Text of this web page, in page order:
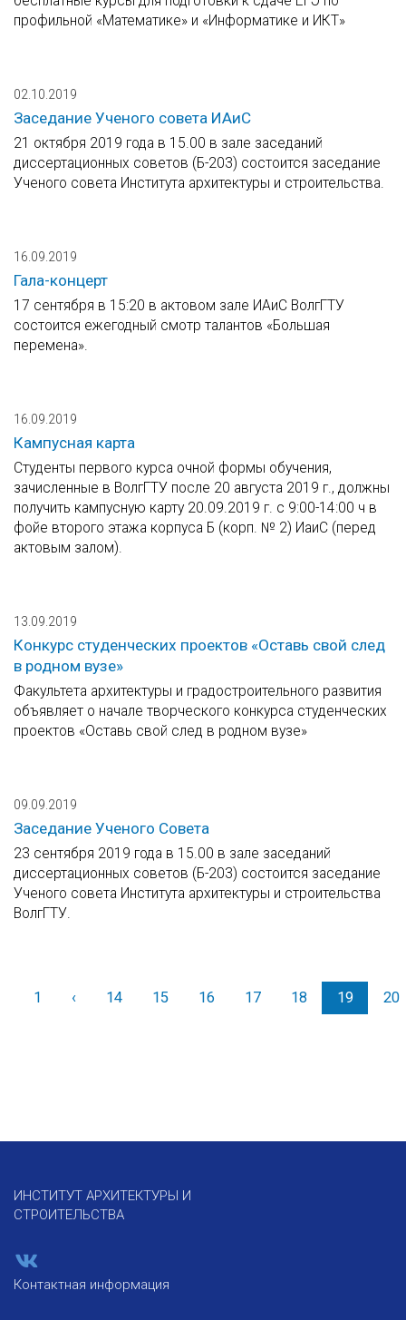
профильной «Математике» и «Информатике и ИКТ»
02.10.2019
Заседание Ученого совета ИАиС
21 октября 2019 года в 15.00 в зале заседаний
диссертационных советов (Б-203) состоится заседание
Ученого совета Института архитектуры и строительства.
16.09.2019
Гала-концерт
17 сентября в 15:20 в актовом зале ИАиС ВолгГТУ
состоится ежегодный смотр талантов «Большая
перемена».
16.09.2019
Кампусная карта
Студенты первого курса очной формы обучения,
зачисленные в ВолгГТУ после 20 августа 2019 г., должны
получить кампусную карту 20.09.2019 г. с 9:00-14:00 ч в
фойе второго этажа корпуса Б (корп. № 2) ИаиС (перед
актовым залом).
13.09.2019
Конкурс студенческих проектов «Оставь свой след
в родном вузе»
Факультета архитектуры и градостроительного развития
объявляет о начале творческого конкурса студенческих
проектов «Оставь свой след в родном вузе»
09.09.2019
Заседание Ученого Совета
23 сентября 2019 года в 15.00 в зале заседаний
диссертационных советов (Б-203) состоится заседание
Ученого совета Института архитектуры и строительства
ВолгГТУ.
1 ‹Назад
14 15 16 17 18 19 20
ИНСТИТУТ АРХИТЕКТУРЫ И
СТРОИТЕЛЬСТВА
Контактная информация